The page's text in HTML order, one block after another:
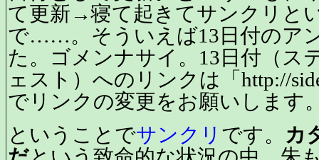
て更新→寝て起きてサンクリと
で……。そういえば13日付のア
た。ゴメンナサイ。13日付（ス
ェスト）へのリンクは「http://
でリンクの変更をお願いします
ということでサンクリ です。
カ